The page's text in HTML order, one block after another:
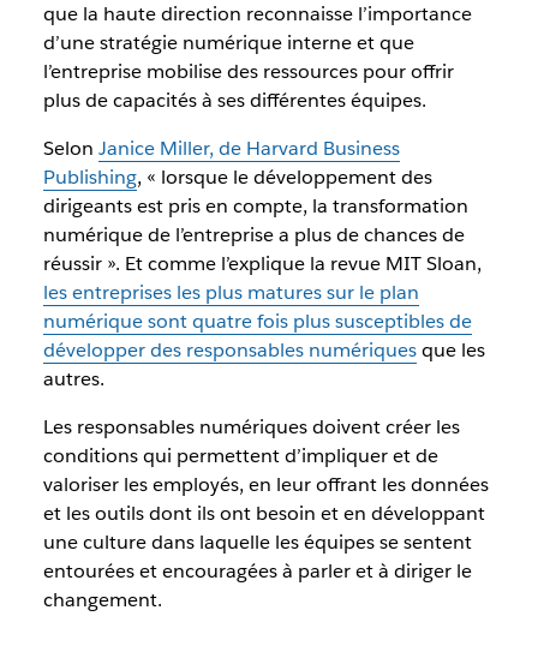
que la haute direction reconnaisse l’importance
d’une stratégie numérique interne et que
l’entreprise mobilise des ressources pour offrir
plus de capacités à ses différentes équipes.
Selon Janice Miller, de Harvard Business
Publishing, « lorsque le développement des
dirigeants est pris en compte, la transformation
numérique de l’entreprise a plus de chances de
réussir ». Et comme l’explique la revue MIT Sloan,
les entreprises les plus matures sur le plan
numérique sont quatre fois plus susceptibles de
développer des responsables numériquesque les
autres.
Les responsables numériques doivent créer les
conditions qui permettent d’impliquer et de
valoriser les employés, en leur offrant les données
et les outils dont ils ont besoin et en développant
une culture dans laquelle les équipes se sentent
entourées et encouragées à parler et à diriger le
changement.